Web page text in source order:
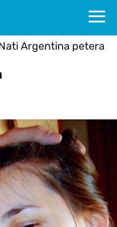
Argentina petera